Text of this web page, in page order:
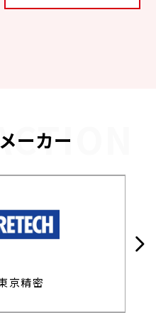
ーカー
京精密